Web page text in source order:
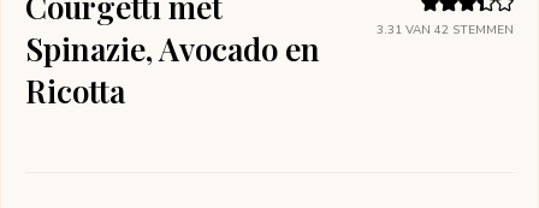
3.31 VAN 42 STEMMEN
Spinazie, Avocado en
Ricotta